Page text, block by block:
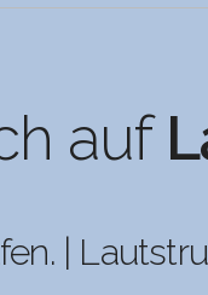
auf
|